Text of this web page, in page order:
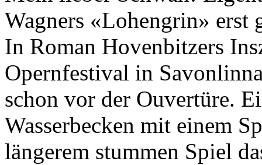
Wagners «Lohengrin» erst
In Roman Hovenbitzers
Opernfestival in
schon vor der Ouvertüre.
Wasserbecken mit einem
längerem stummen Spiel